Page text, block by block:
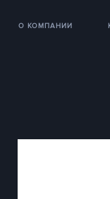
О КОМПАНИИ